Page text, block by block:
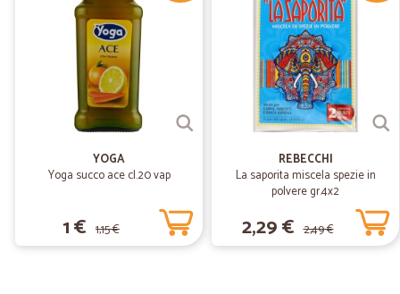
YOGA
Yoga succo ace cl.20 vap
1 € 1,15 €
REBECCHI
La saporita miscela spezie in
polvere gr.4x2
2,29 € 2,49 €